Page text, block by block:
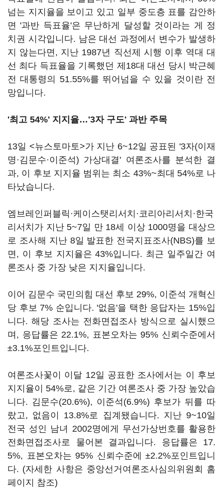
넘는 지지율을 보이고 있고 일부 중도층 표를 감안하
면 '과반 득표율'은 무난하게 달성할 것이라는 게 정
치권 시각입니다. 남은 대선 과정에서 변수가 발생하
지 않는다면, 지난 1987년 직선제 시행 이후 역대 대
선 최다 득표율을 기록했던 제18대 대선 당시 박근혜
전 대통령의 51.55%를 뛰어넘을 수 있을 것이란 전
망입니다.
'최고 54%' 지지율…'3자 구도' 과반 주목
13일 <뉴스토마토>가 지난 6~12일 공표된 '3자(이재
명·김문수·이준석) 가상대결' 여론조사를 분석한 결
과, 이 후보 지지율 범위는 최소 43%~최대 54%로 나
타났습니다.
엠브레인퍼블릭·케이스탯리서치·코리아리서치·한국
리서치가 지난 5~7일 만 18세 이상 1000명을 대상으
로 조사해 지난 8일 발표한 전국지표조사(NBS)를 보
면, 이 후보 지지율은 43%입니다. 최근 일주일간 여
론조사 중 가장 낮은 지지율입니다.
이어 김문수 국민의힘 대선 후보 29%, 이준석 개혁신
당 후보 7% 순입니다. '없음'을 택한 응답자는 15%입
니다. 해당 조사는 전화면접조사 방식으로 실시했으
며, 응답률은 22.1%, 표본오차는 95% 신뢰수준에서
±3.1%포인트입니다.
여론조사꽃이 이달 12일 공표한 조사에서는 이 후보
지지율이 54%로, 같은 기간 여론조사 중 가장 높았습
니다. 김문수(20.6%), 이준석(6.9%) 후보가 뒤를 따
랐고, 없음이 13.8%로 집계됐습니다. 지난 9~10일
전국 성인 남녀 2002명에게 무선가상번호를 활용한
전화면접조사로 물어본 결과입니다. 응답률은 17.
5%, 표본오차는 95% 신뢰수준에 ±2.2%포인트입니
다. (자세한 사항은 중앙선거여론조사심의위원회 홈
페이지 참조)